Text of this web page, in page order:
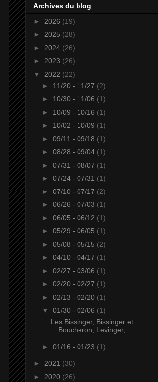
Archives du blog
► 2026 (19)
► 2025 (28)
► 2024 (26)
► 2023 (26)
▼ 2022 (22)
► 11/20 - 11/27 (2)
► 10/30 - 11/06 (1)
► 10/09 - 10/16 (1)
► 10/02 - 10/09 (1)
► 09/11 - 09/18 (1)
► 08/28 - 09/04 (1)
► 07/31 - 08/07 (1)
► 07/24 - 07/31 (1)
► 07/10 - 07/17 (2)
► 06/26 - 07/03 (1)
► 06/05 - 06/12 (1)
► 05/29 - 06/05 (1)
► 05/08 - 05/15 (2)
► 04/10 - 04/17 (1)
► 02/27 - 03/06 (1)
► 02/20 - 02/27 (1)
► 02/13 - 02/20 (1)
▼ 01/30 - 02/06 (1)
Les Bissinger, Bissinger et
Boucheron, Levinger, ...
► 01/16 - 01/23 (1)
► 2021 (30)
► 2020 (26)